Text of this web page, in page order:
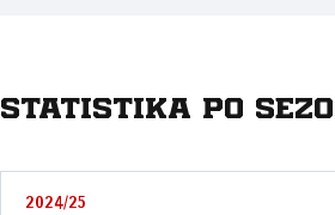
Statistika po
2024/25